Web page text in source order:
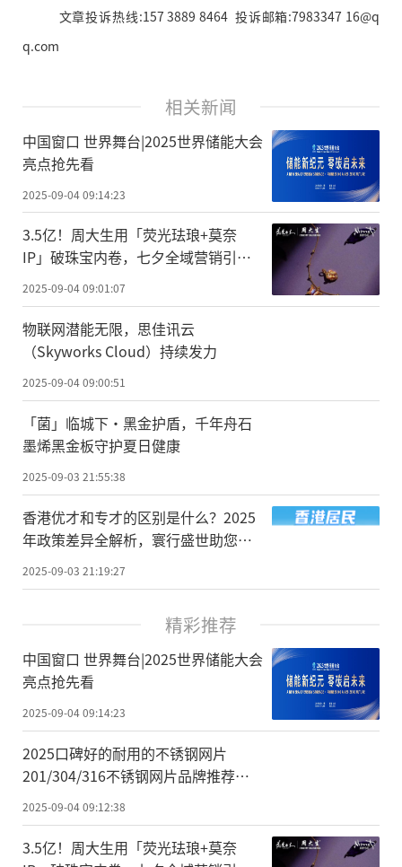
文章投诉热线:157 3889 8464 投诉邮箱:7983347 16@q
q.com
相关新闻
中国窗口 世界舞台|2025世界储能大会
亮点抢先看
2025-09-04 09:14:23
3.5亿！周大生用「荧光珐琅+莫奈
IP」破珠宝内卷，七夕全域营销引爆
新增长
2025-09-04 09:01:07
物联网潜能无限，思佳讯云
（Skyworks Cloud）持续发力
2025-09-04 09:00:51
「菌」临城下·黑金护盾，千年舟石
墨烯黑金板守护夏日健康
2025-09-03 21:55:38
香港优才和专才的区别是什么？2025
年政策差异全解析，寰行盛世助您精
准选择
2025-09-03 21:19:27
精彩推荐
中国窗口 世界舞台|2025世界储能大会
亮点抢先看
2025-09-04 09:14:23
2025口碑好的耐用的不锈钢网片
201/304/316不锈钢网片品牌推荐排
2025-09-04 09:12:38
3.5亿！周大生用「荧光珐琅+莫奈